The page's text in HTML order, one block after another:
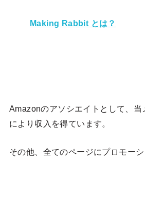
Making Rabbit とは？
Amazonのアソシエイトとして、当
により収入を得ています。
その他、全てのページにプロモーシ